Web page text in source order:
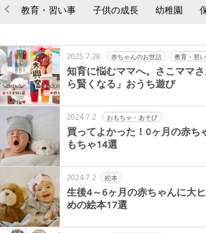
教育・習い事 子供の成長 幼稚園
2025.7.28 赤ちゃんのお世話 教育・習
知育に悩むママへ。さこママ
ら賢くなる」おうち遊び
2024.7.2 おもちゃ・あそび
買ってよかった！0ヶ月の赤ち
もちゃ14選
2024.7.2 絵本
生後4～6ヶ月の赤ちゃんに大
めの絵本17選